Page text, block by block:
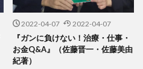
2022-04-07 2022-04-07
『ガンに負けない！治療・仕事・
お金Q&A』（佐藤晋一・佐藤美由
紀著）